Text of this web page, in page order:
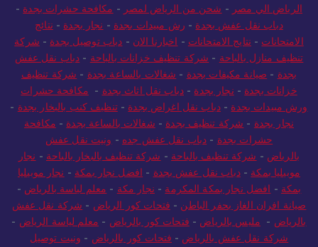
الرياض الي مصر - شحن من الرياض لمصر - مكافحة حشرات بجدة -
دباب نقل عفش بجدة - رش مبيدات بجدة - نجار بجدة - نتائج
الامتحانات - نتايج الامتحانات - اخبارنا الان - دباب توصيل بجدة - شركة
تنظيف منازل بالباحة - شركة تنظيف خزانات بالباحة - دباب نقل عفش
بجدة - صيانة مكيفات بجدة - شغالات بالساعة بجدة - شركة تنظيف
خزانات بجدة - نجار بجدة - دباب نقل اثاث بجدة - مكافحة حشرات
ورش مبيدات بجدة -دباب نقل اغراض بجدة -تنظيف كنب بالبخار بجدة -
نجار بجدة - شركة تنظيف بجدة - شغالات بالساعة بجدة - مكافحة
حشرات بجدة - دباب نقل عفش جده - ونيت نقل عفش
بالرياض - شركة تنظيف بالباحة - شركة تنظيف بالبخار بالباحة - نجار
موبيليا بمكة -دباب نقل عفش بجدة - افضل نجار بمكة - نجار موبيليا
بمكة - افضل نجار بمكة المكرمة - نجار مكة - معلم لياسة بالرياض -
صيانة افران الغاز بحفر الباطن - فتحات كور الرياض - شركة نقل عفش
بالرياض - مليس بالرياض - فتحات كور بالرياض - معلم لياسة الرياض -
شركة نقل عفش بالرياض - فتحات كور بالرياض - ونيت توصيل